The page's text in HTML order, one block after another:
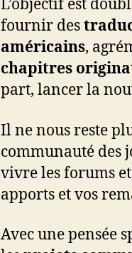
L’objectif est
fournir des
américains,
chapitres
part, lancer la
Il ne nous reste
communauté des
vivre les forums
apports et vos
Avec une pensée